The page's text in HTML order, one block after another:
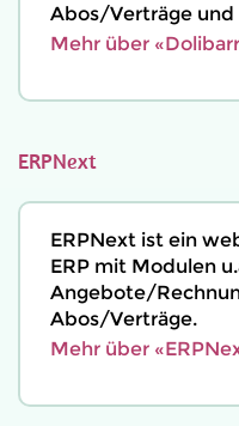
Abos/Verträge und
Mehr über
ERPNext
ERPNext ist ein
ERP mit Modulen
Angebote/
Abos/Verträge.
Mehr über